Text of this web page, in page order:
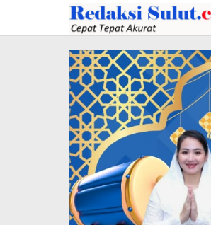
konten